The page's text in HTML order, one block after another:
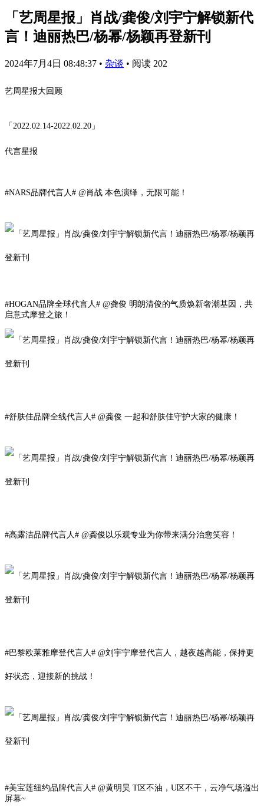
「艺周星报」肖战/龚俊/刘宇宁解锁新代
言！迪丽热巴/杨幂/杨颖再登新刊
2024年7月4日 08:48:37 • 杂谈 • 阅读 202
艺周星报大回顾
「2022.02.14-2022.02.20」
代言星报
#NARS品牌代言人# @肖战 本色演绎，无限可能！
#HOGAN品牌全球代言人# @龚俊 明朗清俊的气质焕新奢潮基因，共
启意式摩登之旅 ！
#舒肤佳品牌全线代言人# @龚俊 一起和舒肤佳守护大家的健康！
#高露洁品牌代言人 # @龚俊 以乐观专业为你带来满分治愈笑容！
#巴黎欧莱雅摩登代言人# @刘宇宁摩登代言人，越夜越高能，保持更
好状态，迎接新的挑战！
#美宝莲纽约品牌代言人# @黄明昊 T区不油，U区不干，云净气场溢出
屏幕~